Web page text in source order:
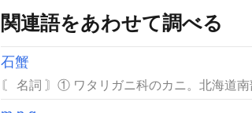
関連語をあわせて調べる
石蟹
〘 名詞 〙① ワタリガニ科のカニ。北海道